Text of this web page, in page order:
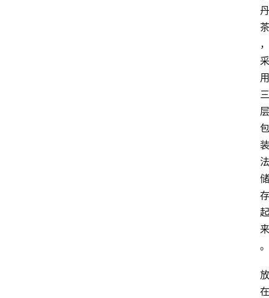
丹
茶
，
采
用
三
层
包
装
法
储
存
起
来
。
放
在